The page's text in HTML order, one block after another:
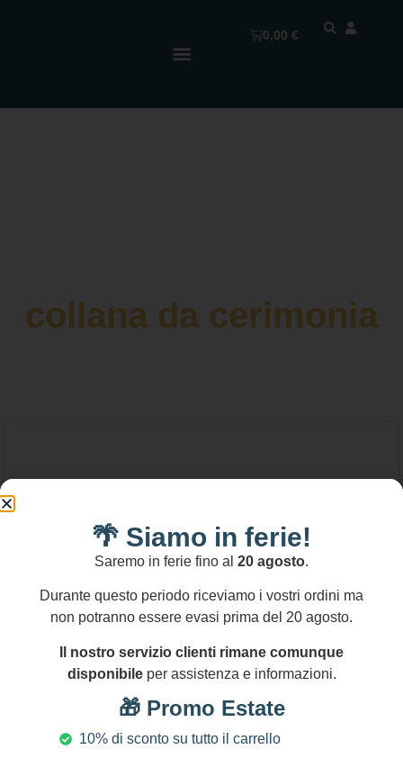
0,00€
collana da cerimonia
🌴 Siamo in ferie!
Saremo in ferie fino al 20 agosto.
Durante questo periodo riceviamo i vostri ordini ma
non potranno essere evasi prima del 20 agosto.
Il nostro servizio clienti rimane comunque
disponibileper assistenza e informazioni.
🎁 Promo Estate
10% di sconto su tutto il carrello